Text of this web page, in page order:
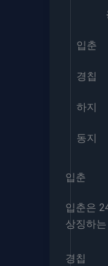
입춘
경칩
하지
동지
입춘
입춘은
상징하
경칩